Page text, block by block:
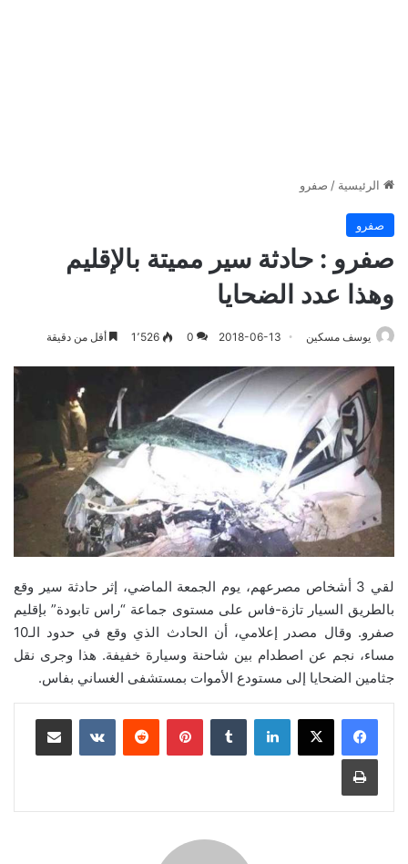
الرئيسية / صفرو
صفرو
صفرو : حادثة سير مميتة بالإقليم
وهذا عدد الضحايا
يوسف مسكين 2018-06-13
0 1٬526 أقل من دقيقة
لقي 3 أشخاص مصرعهم، يوم الجمعة الماضي، إثر حادثة سير وقع
بالطريق السيار تازة-فاس على مستوى جماعة “راس تابودة” بإقليم
صفرو. وقال مصدر إعلامي، أن الحادث الذي وقع في حدود الـ10
مساء، نجم عن اصطدام بين شاحنة وسيارة خفيفة. هذا وجرى نقل
جثامين الضحايا إلى مستودع الأموات بمستشفى الغساني بفاس.
لينكدإن بينتيريست مشاركة عبر البريد
طباعة